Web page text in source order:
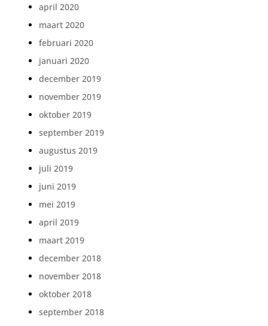
april 2020
maart 2020
februari 2020
januari 2020
december 2019
november 2019
oktober 2019
september 2019
augustus 2019
juli 2019
juni 2019
mei 2019
april 2019
maart 2019
december 2018
november 2018
oktober 2018
september 2018